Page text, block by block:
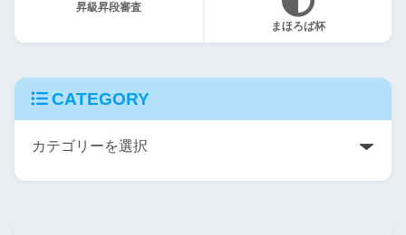
昇級昇段審査
まほろば杯
CATEGORY